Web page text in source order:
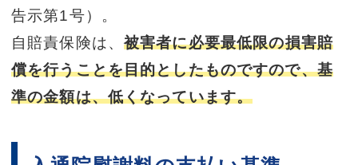
告示第1号）。
自賠責保険は、被害者に必要最低限の損害賠
償を行うことを目的としたものですので、基
準の金額は、低くなっています。